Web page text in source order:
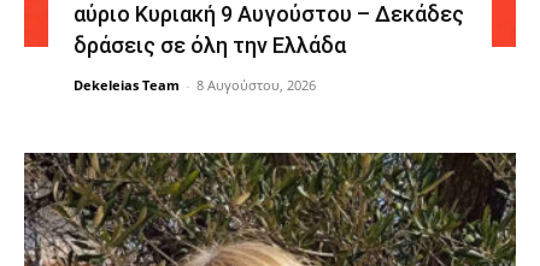
αύριο Κυριακή 9 Αυγούστου – Δεκάδες
δράσεις σε όλη την Ελλάδα
Dekeleias Team - 8 Αυγούστου, 2026